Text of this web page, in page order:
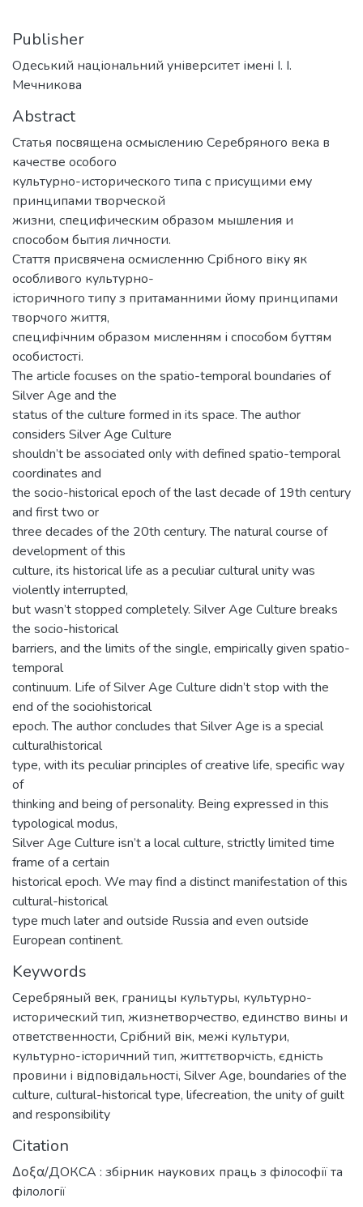
Publisher
Одеський національний університет імені І. І.
Мечникова
Abstract
Статья посвящена осмыслению Серебряного века в
качестве особого
культурно-исторического типа с присущими ему
принципами творческой
жизни, специфическим образом мышления и
способом бытия личности.
Стаття присвячена осмисленню Срібного віку як
особливого культурно-
історичного типу з притаманними йому принципами
творчого життя,
специфічним образом мисленням і способом буттям
особистості.
The article focuses on the spatio-temporal boundaries of
Silver Age and the
status of the culture formed in its space. The author
considers Silver Age Culture
shouldn’t be associated only with defined spatio-temporal
coordinates and
the socio-historical epoch of the last decade of 19th century
and first two or
three decades of the 20th century. The natural course of
development of this
culture, its historical life as a peculiar cultural unity was
violently interrupted,
but wasn’t stopped completely. Silver Age Culture breaks
the socio-historical
barriers, and the limits of the single, empirically given spatio-
temporal
continuum. Life of Silver Age Culture didn’t stop with the
end of the sociohistorical
epoch. The author concludes that Silver Age is a special
culturalhistorical
type, with its peculiar principles of creative life, specific way
of
thinking and being of personality. Being expressed in this
typological modus,
Silver Age Culture isn’t a local culture, strictly limited time
frame of a certain
historical epoch. We may find a distinct manifestation of this
cultural-historical
type much later and outside Russia and even outside
European continent.
Keywords
Серебряный век, границы культуры, культурно-
исторический тип, жизнетворчество, единство вины и
ответственности, Срібний вік, межі культури,
культурно-історичний тип, життєтворчість, єдність
провини і відповідальності, Silver Age, boundaries of the
culture, cultural-historical type, lifecreation, the unity of guilt
and responsibility
Citation
Δοξα/ДОКСА : збірник наукових праць з філософії та
філології